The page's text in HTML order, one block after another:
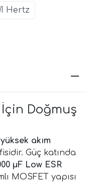
Hertz
İçin Doğmuş
yüksek akım
Güç katında
µF Low ESR
MOSFET yapısı